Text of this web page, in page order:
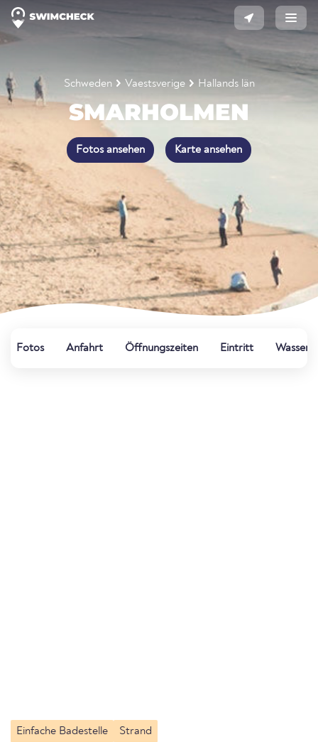
Schweden Vaestsverige Hallands län
SMARHOLMEN
Fotos ansehen Karte ansehen
Fotos Anfahrt Öffnungszeiten Eintritt
Einfache Badestelle Strand